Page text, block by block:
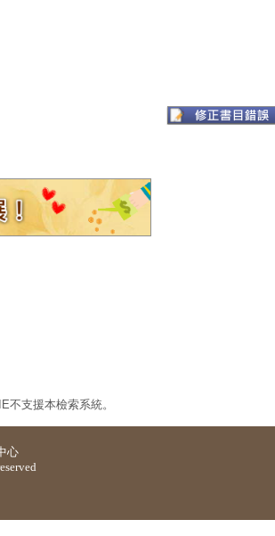
支援本檢索系統。
心